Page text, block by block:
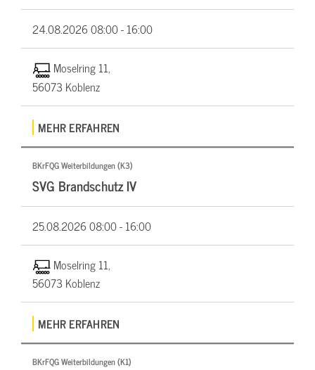
24.08.202608:00 - 16:00
Moselring 11,
56073 Koblenz
MEHR ERFAHREN
BKrFQG Weiterbildungen (K3)
SVG Brandschutz IV
25.08.202608:00 - 16:00
Moselring 11,
56073 Koblenz
MEHR ERFAHREN
BKrFQG Weiterbildungen (K1)